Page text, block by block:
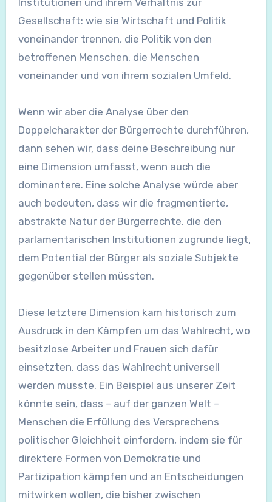
Institutionen und ihrem Verhältnis zur
Gesellschaft: wie sie Wirtschaft und Politik
voneinander trennen, die Politik von den
betroffenen Menschen, die Menschen
voneinander und von ihrem sozialen Umfeld.
Wenn wir aber die Analyse über den
Doppelcharakter der Bürgerrechte durchführen,
dann sehen wir, dass deine Beschreibung nur
eine Dimension umfasst, wenn auch die
dominantere. Eine solche Analyse würde aber
auch bedeuten, dass wir die fragmentierte,
abstrakte Natur der Bürgerrechte, die den
parlamentarischen Institutionen zugrunde liegt,
dem Potential der Bürger als soziale Subjekte
gegenüber stellen müssten.
Diese letztere Dimension kam historisch zum
Ausdruck in den Kämpfen um das Wahlrecht, wo
besitzlose Arbeiter und Frauen sich dafür
einsetzten, dass das Wahlrecht universell
werden musste. Ein Beispiel aus unserer Zeit
könnte sein, dass – auf der ganzen Welt –
Menschen die Erfüllung des Versprechens
politischer Gleichheit einfordern, indem sie für
direktere Formen von Demokratie und
Partizipation kämpfen und an Entscheidungen
mitwirken wollen, die bisher zwischen